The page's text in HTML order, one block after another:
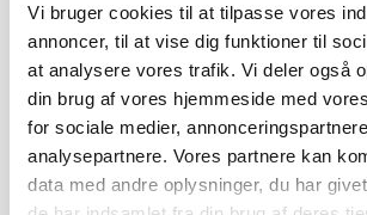
Vi bruger cookies til at tilpasse vores
annoncer, til at vise dig funktioner til
at analysere vores trafik. Vi deler også
din brug af vores hjemmeside med
for sociale medier,
analysepartnere. Vores partnere kan
data med andre oplysninger, du har